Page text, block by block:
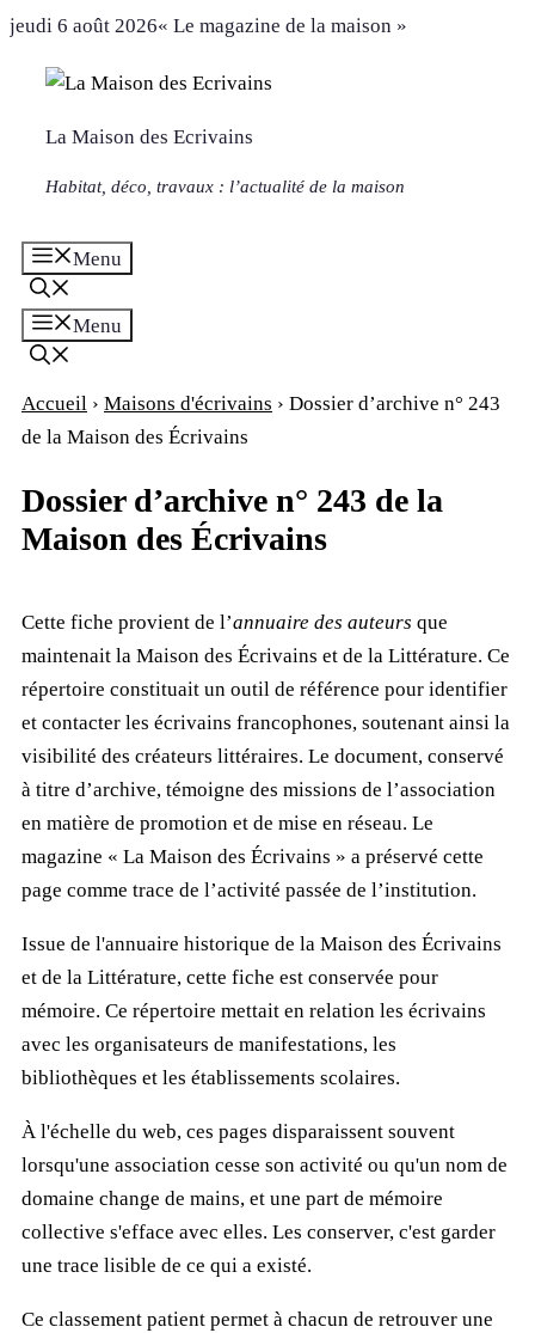
Aller
contenu
jeudi 6 août 2026« Le magazine de la maison »
La Maison des Ecrivains
Habitat, déco, travaux : l’actualité de la maison
Menu
Menu
Accueil › Maisons d'écrivains › Dossier d’archive n° 243
de la Maison des Écrivains
Dossier d’archive n° 243 de la
Maison des Écrivains
Cette fiche provient de l’annuaire des auteurs que
maintenait la Maison des Écrivains et de la Littérature. Ce
répertoire constituait un outil de référence pour identifier
et contacter les écrivains francophones, soutenant ainsi la
visibilité des créateurs littéraires. Le document, conservé
à titre d’archive, témoigne des missions de l’association
en matière de promotion et de mise en réseau. Le
magazine « La Maison des Écrivains » a préservé cette
page comme trace de l’activité passée de l’institution.
Issue de l'annuaire historique de la Maison des Écrivains
et de la Littérature, cette fiche est conservée pour
mémoire. Ce répertoire mettait en relation les écrivains
avec les organisateurs de manifestations, les
bibliothèques et les établissements scolaires.
À l'échelle du web, ces pages disparaissent souvent
lorsqu'une association cesse son activité ou qu'un nom de
domaine change de mains, et une part de mémoire
collective s'efface avec elles. Les conserver, c'est garder
une trace lisible de ce qui a existé.
Ce classement patient permet à chacun de retrouver une